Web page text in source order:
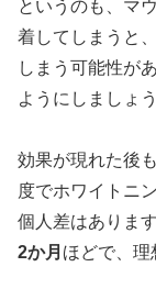
というのも、マ
着してしまうと、
しまう可能性が
ようにしましょう
効果が現れた後
度でホワイトニ
個人差はありま
2か月 ほどで、理